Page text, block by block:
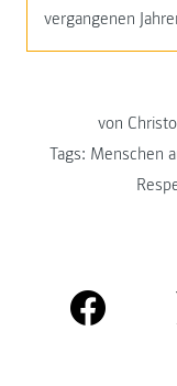
vergangenen
von
Tags: Menschen